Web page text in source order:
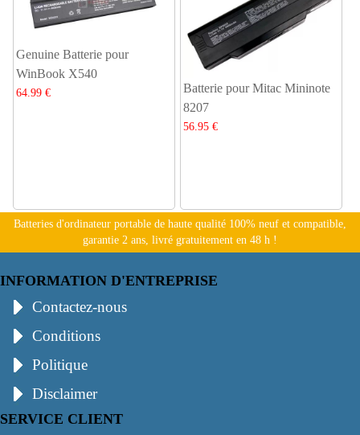
Genuine Batterie pour
WinBook X540
64.99 €
Batterie pour Mitac Mininote
8207
56.95 €
Batteries d'ordinateur portable de haute qualité 100% neuf et compatible,
garantie 2 ans, livré gratuitement en 48 h !
INFORMATION D'ENTREPRISE
Contactez-nous
Conditions
Politique
Disclaimer
SERVICE CLIENT